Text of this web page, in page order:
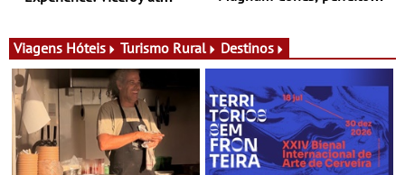
exclusiva
Viagens Hóteis Turismo Rural Destinos